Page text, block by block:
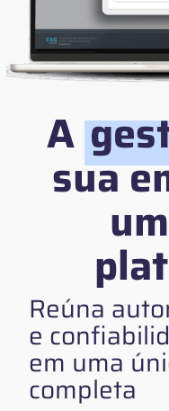
A
sua
Reúna
e
em uma
completa